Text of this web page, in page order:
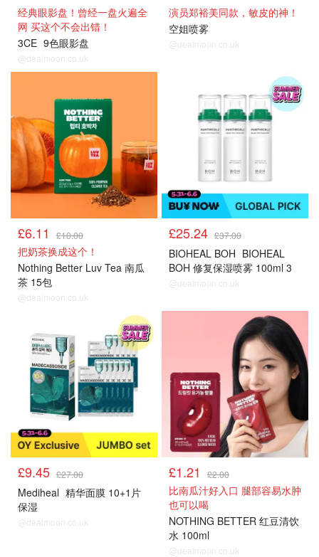
经典眼影盘！曾经一盘火遍全
网 买这个不会出错！
3CE 9色眼影盘
@dealmoon.co.uk
演员郑裕美同款，敏皮的神！
空姐喷雾
@dealmoon.co.uk
£6.11 £10.00
把奶茶换成这个！
Nothing Better Luv Tea 南瓜
茶 15包
@dealmoon.co.uk
£25.24 £37.00
BIOHEAL BOH BIOHEAL
BOH 修复保湿喷雾 100ml 3
瓶
@dealmoon.co.uk
£9.45 £27.00
Mediheal 精华面膜 10+1片
保湿
@dealmoon.co.uk
£1.21 £2.00
比南瓜汁好入口 腿部容易水肿
也可以喝
NOTHING BETTER 红豆清饮
水 100ml
@dealmoon.co.uk